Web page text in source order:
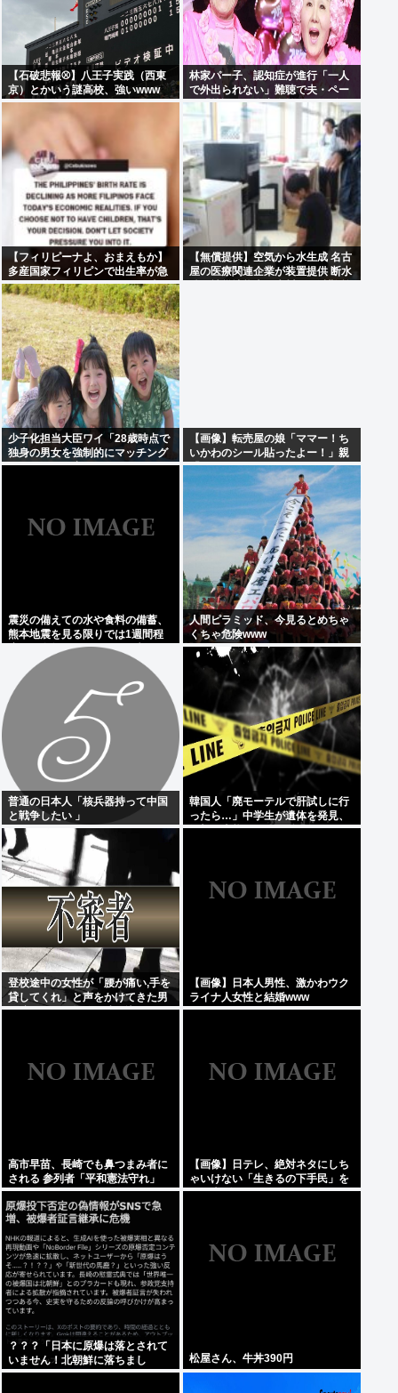
【石破悲報⚾】八王子実践（西東
京）とかいう謎高校、強いwww
林家パー子、認知症が進行「一人
で外出られない」難聴で夫・ペー
と「筆談」…自宅全焼から約1年
【フィリピーナよ、おまえもか】
多産国家フィリピンで出生率が急
降下、若者はSEXよりSNSの時代
へ
【無償提供】空気から水生成 名古
屋の医療関連企業が装置提供 断水
少子化担当大臣ワイ「28歳時点で
独身の男女を強制的にマッチング
させて子ども産ませます」
【画像】転売屋の娘「ママー！ち
いかわのシール貼ったよー！」親
「！！！！！！」
震災の備えての水や食料の備蓄、
熊本地震を見る限りでは1週間程
度じゃ全然足りないことが判明
人間ピラミッド、今見るとめちゃ
くちゃ危険www
普通の日本人「核兵器持って中国
と戦争したい 」
韓国人「廃モーテルで肝試しに行
ったら…」中学生が遺体を発見、
衝撃の事態に
登校途中の女性が「腰が痛い,手を
貸してくれ」と声をかけてきた男
に腕つかまれ物陰に連れ込まれる
【画像】日本人男性、激かわウク
ライナ人女性と結婚www
高市早苗、長崎でも鼻つまみ者に
される 参列者「平和憲法守れ」
【画像】日テレ、絶対ネタにしち
ゃいけない「生きるの下手民」を
晒し上げてしまう
？？？「日本に原爆は落とされて
いません！北朝鮮に落ちまし
た！」 なんだよこれ
松屋さん、牛丼390円